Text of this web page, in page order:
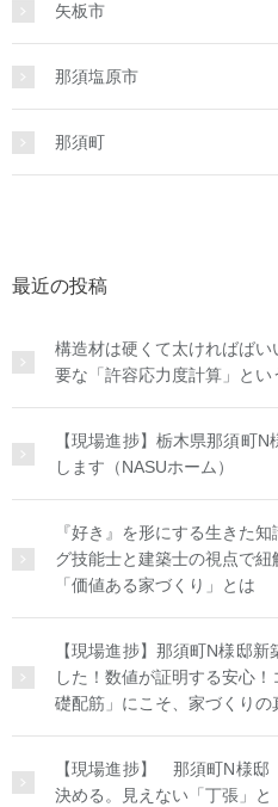
矢板市
那須塩原市
那須町
最近の投稿
構造材は硬くて太ければば
要な「許容応力度計算」とい
【現場進捗】栃木県那須町
します（NASUホーム）
『好き』を形にする生きた
グ技能士と建築士の視点で
「価値ある家づくり」とは
【現場進捗】那須町N様邸
した！数値が証明する安心
礎配筋」にこそ、家づくりの
【現場進捗】 那須町N様
決める。見えない「丁張」と